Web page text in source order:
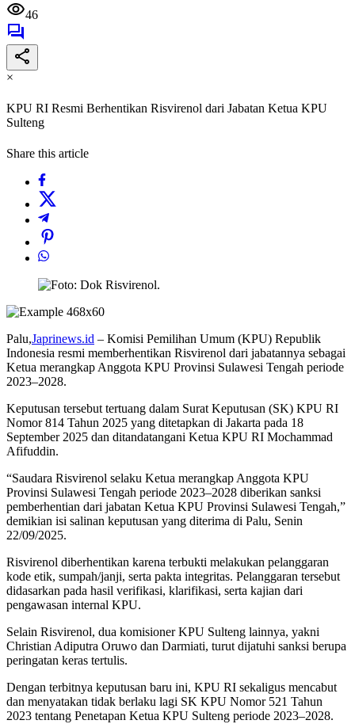
46
×
KPU RI Resmi Berhentikan Risvirenol dari Jabatan Ketua KPU
Sulteng
Share this article
Palu,Japrinews.id – Komisi Pemilihan Umum (KPU) Republik
Indonesia resmi memberhentikan Risvirenol dari jabatannya sebagai
Ketua merangkap Anggota KPU Provinsi Sulawesi Tengah periode
2023–2028.
Keputusan tersebut tertuang dalam Surat Keputusan (SK) KPU RI
Nomor 814 Tahun 2025 yang ditetapkan di Jakarta pada 18
September 2025 dan ditandatangani Ketua KPU RI Mochammad
Afifuddin.
“Saudara Risvirenol selaku Ketua merangkap Anggota KPU
Provinsi Sulawesi Tengah periode 2023–2028 diberikan sanksi
pemberhentian dari jabatan Ketua KPU Provinsi Sulawesi Tengah,”
demikian isi salinan keputusan yang diterima di Palu, Senin
22/09/2025.
Risvirenol diberhentikan karena terbukti melakukan pelanggaran
kode etik, sumpah/janji, serta pakta integritas. Pelanggaran tersebut
didasarkan pada hasil verifikasi, klarifikasi, serta kajian dari
pengawasan internal KPU.
Selain Risvirenol, dua komisioner KPU Sulteng lainnya, yakni
Christian Adiputra Oruwo dan Darmiati, turut dijatuhi sanksi berupa
peringatan keras tertulis.
Dengan terbitnya keputusan baru ini, KPU RI sekaligus mencabut
dan menyatakan tidak berlaku lagi SK KPU Nomor 521 Tahun
2023 tentang Penetapan Ketua KPU Sulteng periode 2023–2028.